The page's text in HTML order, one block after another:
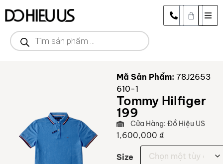
Mã Sản Phẩm: 78J2653
610-1
Tommy Hilfiger
199
Cửa Hàng: Đồ Hiệu US
1,600,000 ₫
Size